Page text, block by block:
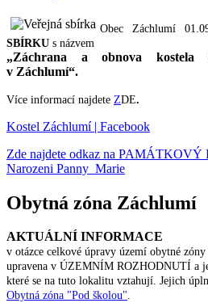
Obec Záchlumí
SBÍRKU s názvem
„Záchrana a obnova kostela
v Záchlumí“.
Více informací najdete ZDE.
Kostel Záchlumí | Facebook
Zde najdete odkaz na PAMÁTKOVÝ
Narozeni Panny Marie
Obytná zóna Záchlumí
AKTUÁLNÍ INFORMACE
v otázce celkové úpravy území obytné
upravena v ÚZEMNÍM ROZHODNUTÍ a
které se na tuto lokalitu vztahují. Jejich
Obytná zóna "Pod školou".